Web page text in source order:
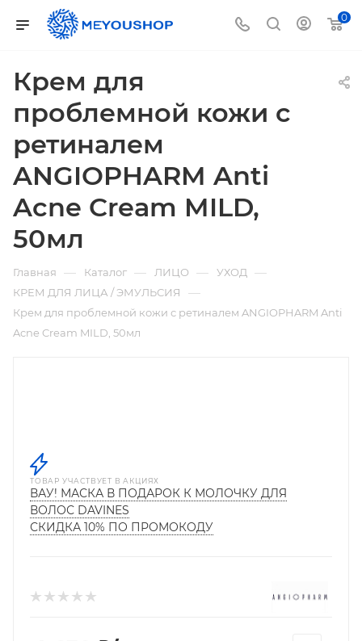
0
Крем для
проблемной кожи с
ретиналем
ANGIOPHARM Anti
Acne Cream MILD,
50мл
Главная — Каталог — ЛИЦО — УХОД —
КРЕМ ДЛЯ ЛИЦА / ЭМУЛЬСИЯ —
Крем для проблемной кожи с ретиналем ANGIOPHARM Anti
Acne Cream MILD, 50мл
ТОВАР УЧАСТВУЕТ В АКЦИЯХ
ВАУ! МАСКА В ПОДАРОК К МОЛОЧКУ ДЛЯ
ВОЛОС DAVINES
СКИДКА 10% ПО ПРОМОКОДУ